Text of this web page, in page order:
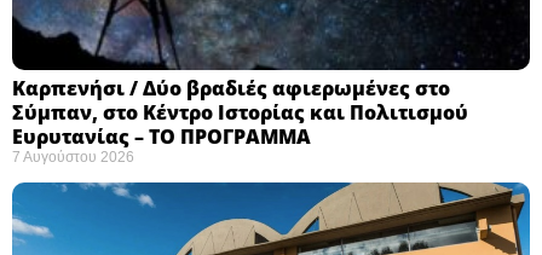
Καρπενήσι / Δύο βραδιές αφιερωμένες στο
Σύμπαν, στο Κέντρο Ιστορίας και Πολιτισμού
Ευρυτανίας – ΤΟ ΠΡΟΓΡΑΜΜΑ
7 Αυγούστου 2026